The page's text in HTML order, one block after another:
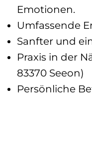
Emotionen.
Umfassende
Sanfter und
Praxis in der
83370 Seeon)
Persönliche